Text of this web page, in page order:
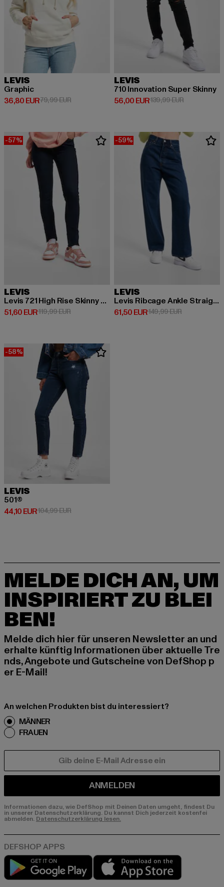
LEVIS
Graphic
36,80 EUR
Derzeitiger Preis: 36,80 EUR
79,99 EURAktionspreis: 79,99 EUR
LEVIS
710 Innovation Super Skinny
56,00 EUR
Derzeitiger Preis: 56,00 EUR
139,99 EURAktionspreis:
-57%
LEVIS
Levis 721 High Rise Skinny W Jeans
51,60 EUR
Derzeitiger Preis: 51,60 EUR
119,99 EURAktionspreis: 119,99 EUR
-59%
LEVIS
Levis Ribcage Ankle Straight Fit Jeans
61,50 EUR
Derzeitiger Preis: 61,50 EUR
149,99 EURAktionspreis:
-58%
LEVIS
501®
44,10 EUR
Derzeitiger Preis: 44,10 EUR
104,99 EURAktionspreis: 104,99 EUR
MELDE DICH AN, UM
INSPIRIERT ZU BLEI
BEN!
Melde dich hier für unseren Newsletter an und
erhalte künftig Informationen über aktuelle Tre
nds, Angebote und Gutscheine von DefShop p
er E-Mail!
An welchen Produkten bist du interessiert?
MÄNNER
FRAUEN
ANMELDEN
Informationen dazu, wie DefShop mit Deinen Daten umgeht, findest Du
in unserer Datenschutzerklärung. Du kannst Dich jederzeit kostenfei
abmelden. Datenschutzerklärung lesen.
Play market